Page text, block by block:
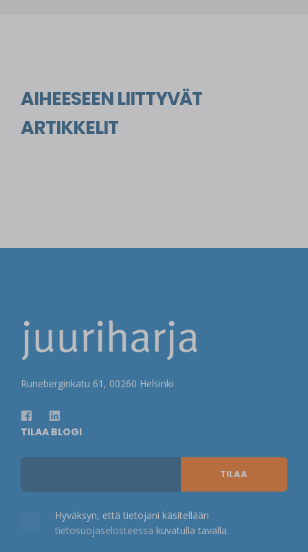
AIHEESEEN LIITTYVÄT
ARTIKKELIT
Runeberginkatu 61, 00260 Helsinki
TILAA BLOGI
Hyväksyn, että tietojani käsitellään
tietosuojaselosteessa kuvatulla tavalla.